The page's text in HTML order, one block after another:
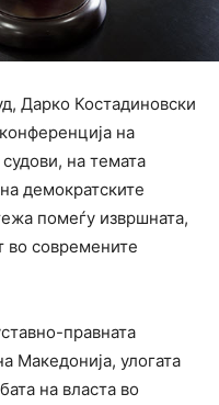
Дарко Костадиновски
на
на темата
демократските
помеѓу извршната,
во современите
правната
Македонија, улогата
на власта во